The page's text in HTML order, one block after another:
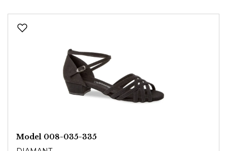
Model 008-035-335